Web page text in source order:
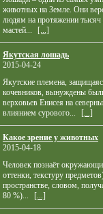
животных на Земле. Они
людям на протяжении тысяч
мастей...
[...]
Якутская лошадь
2015-04-24
Якутские племена,
кочевников, вынуждены
верховьев Енисея на
влиянием сурового...
[...]
Какое зрение у животных
2015-04-18
Человек познаёт
оттенки, текстуру
пространстве, словом,
80 %)...
[...]